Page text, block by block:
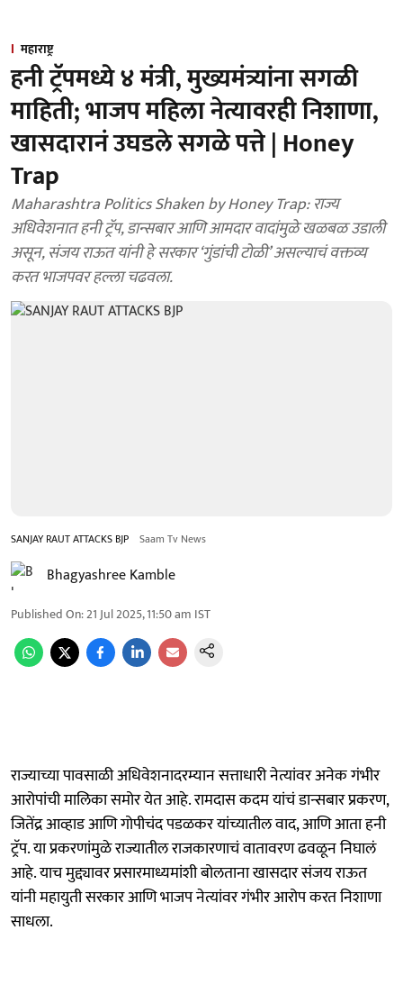
महाराष्ट्र
हनी ट्रॅपमध्ये ४ मंत्री, मुख्यमंत्र्यांना सगळी
माहिती; भाजप महिला नेत्यावरही निशाणा,
खासदारानं उघडले सगळे पत्ते | Honey
Trap
Maharashtra Politics Shaken by Honey Trap: राज्य
अधिवेशनात हनी ट्रॅप, डान्सबार आणि आमदार वादांमुळे खळबळ उडाली
असून, संजय राऊत यांनी हे सरकार ‘गुंडांची टोळी’ असल्याचं वक्तव्य
करत भाजपवर हल्ला चढवला.
SANJAY RAUT ATTACKS BJP Saam Tv News
Bhagyashree Kamble
Published On:21 Jul 2025, 11:50 am IST
राज्याच्या पावसाळी अधिवेशनादरम्यान सत्ताधारी नेत्यांवर अनेक गंभीर
आरोपांची मालिका समोर येत आहे. रामदास कदम यांचं डान्सबार प्रकरण,
जितेंद्र आव्हाड आणि गोपीचंद पडळकर यांच्यातील वाद, आणि आता हनी
ट्रॅप. या प्रकरणांमुळे राज्यातील राजकारणाचं वातावरण ढवळून निघालं
आहे. याच मुद्द्यावर प्रसारमाध्यमांशी बोलताना खासदार संजय राऊत
यांनी महायुती सरकार आणि भाजप नेत्यांवर गंभीर आरोप करत निशाणा
साधला.